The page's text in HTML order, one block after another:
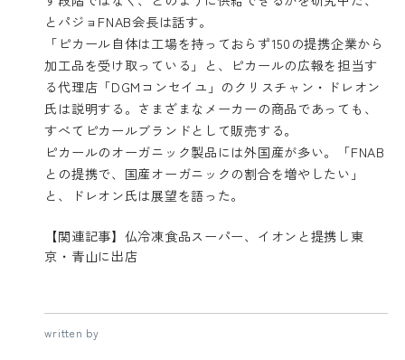
とパジョFNAB会長は話す。
「ピカール自体は工場を持っておらず150の提携企業から
加工品を受け取っている」と、ピカールの広報を担当す
る代理店「DGMコンセイユ」のクリスチャン・ドレオン
氏は説明する。さまざまなメーカーの商品であっても、
すべてピカールブランドとして販売する。
ピカールのオーガニック製品には外国産が多い。「FNAB
との提携で、国産オーガニックの割合を増やしたい」
と、ドレオン氏は展望を語った。
【関連記事】仏冷凍食品スーパー、イオンと提携し東
京・青山に出店
written by